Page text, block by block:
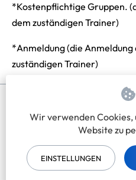
*Kostenpflichtige Gruppen.
dem zuständigen Trainer)
*Anmeldung (die
zuständigen Trainer)
Impressum
Wir verwenden Cookies,
Website zu
EINSTELLUNGEN